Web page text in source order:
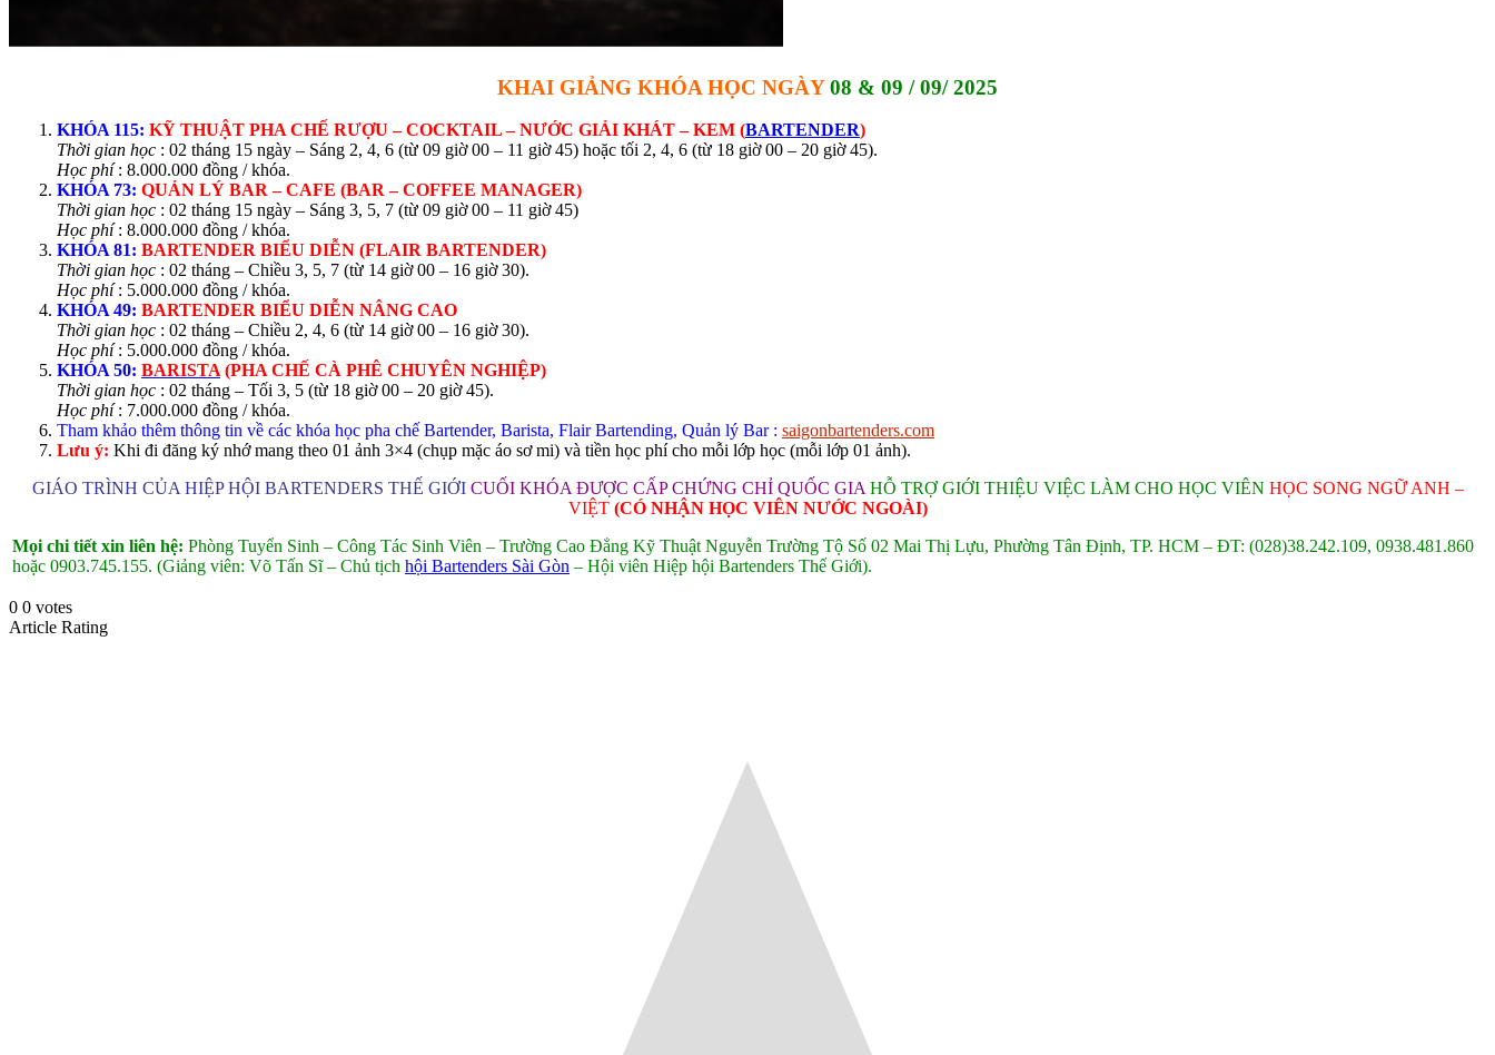
KHAI GIẢNG KHÓA HỌC NGÀY08 & 09 / 09/ 2025
KHÓA 115: KỸ THUẬT PHA CHẾ RƯỢU – COCKTAIL – NƯỚC GIẢI KHÁT – KEM (BARTENDER)
Thời gian học : 02 tháng 15 ngày – Sáng 2, 4, 6 (từ 09 giờ 00 – 11 giờ 45) hoặc tối 2, 4, 6 (từ 18 giờ 00 – 20 giờ 45).
Học phí: 8.000.000 đồng / khóa.
KHÓA 73: QUẢN LÝ BAR – CAFE (BAR – COFFEE MANAGER)
Thời gian học : 02 tháng 15 ngày – Sáng 3, 5, 7 (từ 09 giờ 00 – 11 giờ 45)
Học phí: 8.000.000 đồng / khóa.
KHÓA 81: BARTENDER BIỂU DIỄN (FLAIR BARTENDER)
Thời gian học : 02 tháng – Chiều 3, 5, 7 (từ 14 giờ 00 – 16 giờ 30).
Học phí: 5.000.000 đồng / khóa.
KHÓA 49: BARTENDER BIỂU DIỄN NÂNG CAO
Thời gian học : 02 tháng – Chiều 2, 4, 6 (từ 14 giờ 00 – 16 giờ 30).
Học phí: 5.000.000 đồng / khóa.
KHÓA 50: BARISTA (PHA CHẾ CÀ PHÊ CHUYÊN NGHIỆP)
Thời gian học : 02 tháng – Tối 3, 5 (từ 18 giờ 00 – 20 giờ 45).
Học phí: 7.000.000 đồng / khóa.
Tham khảo thêm thông tin về các khóa học pha chế Bartender, Barista, Flair Bartending, Quản lý Bar : saigonbartenders.com
Lưu ý: Khi đi đăng ký nhớ mang theo 01 ảnh 3×4 (chụp mặc áo sơ mi) và tiền học phí cho mỗi lớp học (mỗi lớp 01 ảnh).
GIÁO TRÌNH CỦA HIỆP HỘI BARTENDERS THẾ GIỚI CUỐI KHÓA ĐƯỢC CẤP CHỨNG CHỈ QUỐC GIA HỖ TRỢ GIỚI THIỆU VIỆC LÀM CHO HỌC VIÊN HỌC SONG NGỮ ANH –
VIỆT (CÓ NHẬN HỌC VIÊN NƯỚC NGOÀI)
Mọi chi tiết xin liên hệ: Phòng Tuyển Sinh – Công Tác Sinh Viên – Trường Cao Đẳng Kỹ Thuật Nguyễn Trường Tộ Số 02 Mai Thị Lựu, Phường Tân Định, TP. HCM – ĐT: (028)38.242.109, 0938.481.860
hoặc 0903.745.155. (Giảng viên: Võ Tấn Sĩ – Chủ tịch hội Bartenders Sài Gòn – Hội viên Hiệp hội Bartenders Thế Giới).
0 0 votes
Article Rating